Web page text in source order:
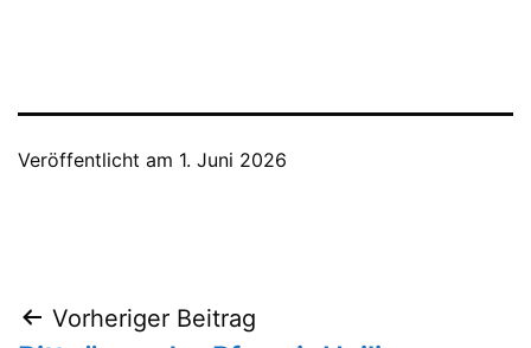
Veröffentlicht am 1. Juni 2026
Beitragsnavigation
Vorheriger Beitrag